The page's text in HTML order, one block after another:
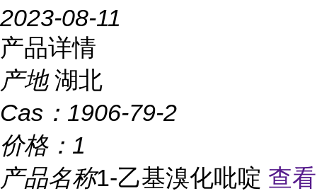
2023-08-11
产品详情
产地 湖北
Cas： 1906-79-2
价格： 1
产品名称1-乙基溴化吡啶 查看